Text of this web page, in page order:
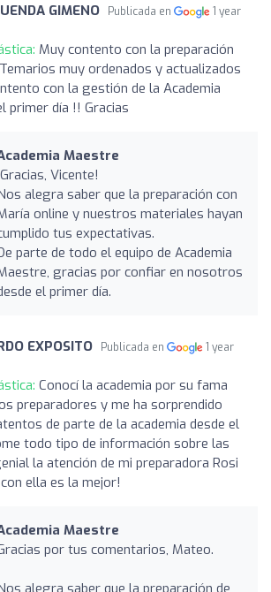
GIMENO Publicada en
1 year
Muy contento con la preparación
muy ordenados y actualizados
con la gestión de la Academia
primer día !! Gracias
Maestre
Vicente!
alegra saber que la preparación con
online y nuestros materiales hayan
tus expectativas.
parte de todo el equipo de Academia
gracias por confiar en nosotros
el primer día.
EXPOSITO Publicada en
1 year
Conocí la academia por su fama
preparadores y me ha sorprendido
de parte de la academia desde el
todo tipo de información sobre las
la atención de mi preparadora Rosi
ella es la mejor!
Maestre
por tus comentarios, Mateo.
alegra saber que la preparación de